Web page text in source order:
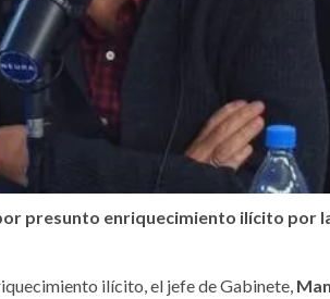
presunto enriquecimiento ilícito por
ilícito, el jefe de Gabinete,